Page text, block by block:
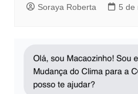
Soraya Roberta 5 de